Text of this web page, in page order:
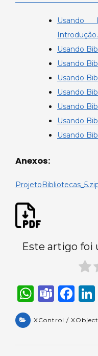
Usando
Introdução.
Usando
Usando
Usando
Usando
Usando
Usando
Usando
Anexos:
Este artigo foi
W
a
ts
T
a
m
F
c
e
XControl /